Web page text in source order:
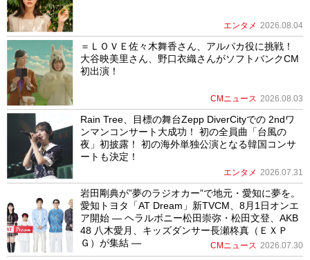
エンタメ 2026.08.04
＝ＬＯＶＥ佐々木舞香さん、アルパカ役に挑戦！
大谷映美里さん、野口衣織さんがソフトバンクCM
初出演！
CMニュース 2026.08.03
Rain Tree、目標の舞台Zepp DiverCityでの 2ndワ
ンマンコンサート大成功！ 初の全員曲「台風の
夜」初披露！ 初の海外単独公演となる韓国コンサ
ートも決定！
エンタメ 2026.07.31
岩田剛典が”夢のラジオカー”で地元・愛知に夢を。
愛知トヨタ「AT Dream」新TVCM、8月1日オンエ
ア開始 ― ヘラルボニー松田崇弥・松田文登、AKB
48 八木愛月、キッズダンサー長瀬柊真（ＥＸＰ
Ｇ）が集結 ―
CMニュース 2026.07.30